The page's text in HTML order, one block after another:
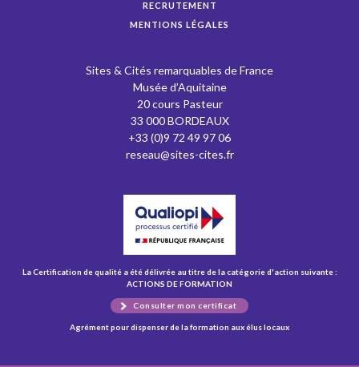
RECRUTEMENT
MENTIONS LÉGALES
Sites & Cités remarquables de France
Musée d’Aquitaine
20 cours Pasteur
33 000 BORDEAUX
+33 (0)9 72 49 97 06
reseau@sites-cites.fr
La Certification de qualité a été délivrée au titre de la catégorie d'action suivante :
ACTIONS DE FORMATION
Consulter mon certificat
Agrément pour dispenser de la formation aux élus locaux